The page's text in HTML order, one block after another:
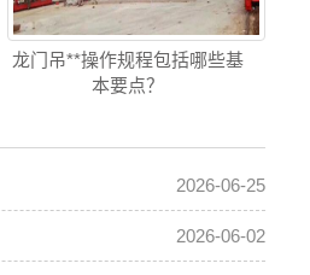
龙门吊**操作规程包括哪些基
本要点？
2026-06-25
2026-06-02